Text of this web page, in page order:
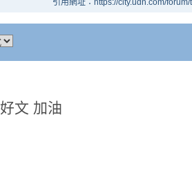
引用網址：https://city.udn.com/
好文 加油